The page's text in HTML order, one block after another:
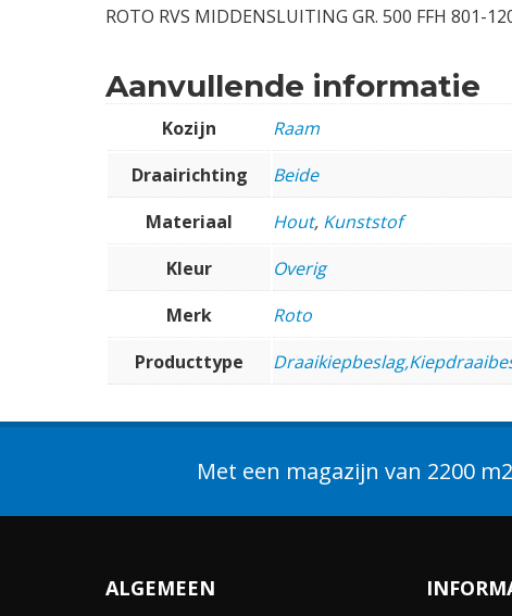
ROTO RVS MIDDENSLUITING GR. 500 FFH 801-
Aanvullende informatie
Kozijn
Raam
Draairichting
Beide
Materiaal
Hout, Kunststof
Kleur
Overig
Merk
Roto
Producttype
Met een magazijn van 2200
ALGEMEEN